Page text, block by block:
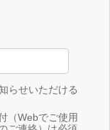
らせいただける
（Webでご使用